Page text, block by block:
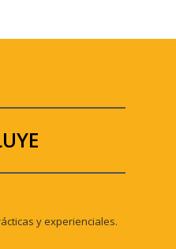
y experienciales.